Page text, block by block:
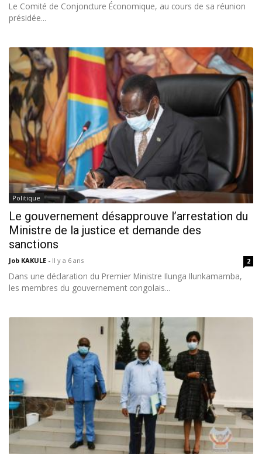
Le Comité de Conjoncture Économique, au cours de sa réunion
présidée...
Politique
Le gouvernement désapprouve l’arrestation du
Ministre de la justice et demande des
sanctions
Job KAKULE - Il y a 6 ans 2
Dans une déclaration du Premier Ministre Ilunga Ilunkamamba,
les membres du gouvernement congolais...